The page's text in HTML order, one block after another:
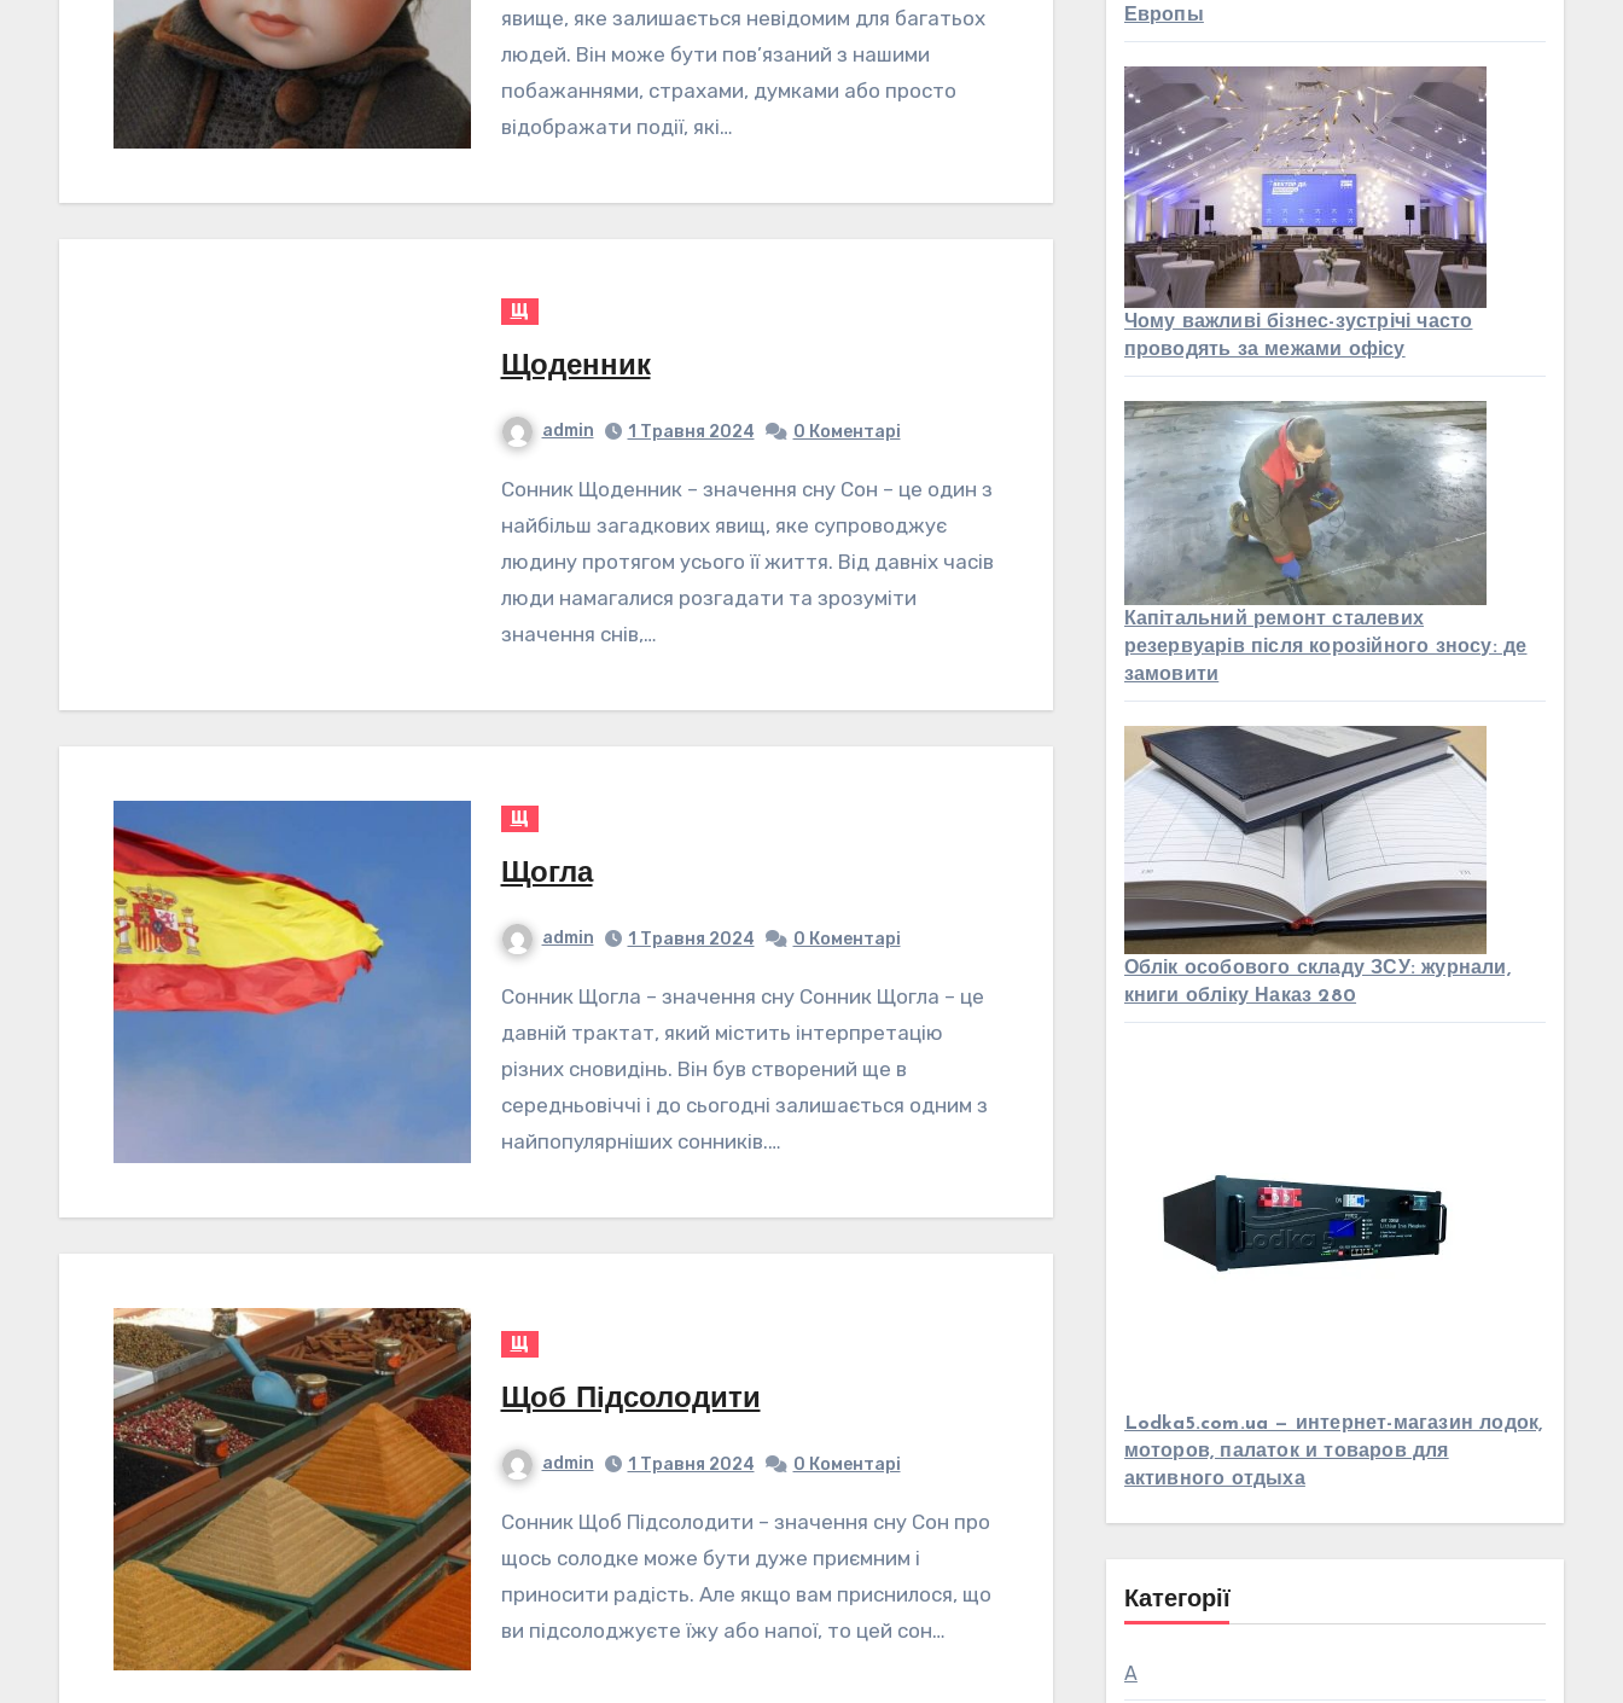
явище, яке залишається невідомим для багатьох
людей. Він може бути пов’язаний з нашими
побажаннями, страхами, думками або просто
відображати події, які…
Щ
Щоденник
admin 1 Травня 2024 0 Коментарі
Сонник Щоденник – значення сну Сон – це один з
найбільш загадкових явищ, яке супроводжує
людину протягом усього її життя. Від давніх часів
люди намагалися розгадати та зрозуміти
значення снів,…
Щ
Щогла
admin 1 Травня 2024 0 Коментарі
Сонник Щогла – значення сну Сонник Щогла – це
давній трактат, який містить інтерпретацію
різних сновидінь. Він був створений ще в
середньовіччі і до сьогодні залишається одним з
найпопулярніших сонників.…
Щ
Щоб Підсолодити
admin 1 Травня 2024 0 Коментарі
Сонник Щоб Підсолодити – значення сну Сон про
щось солодке може бути дуже приємним і
приносити радість. Але якщо вам приснилося, що
ви підсолоджуєте їжу або напої, то цей сон…
Европы
Чому важливі бізнес-зустрічі часто
проводять за межами офісу
Капітальний ремонт сталевих
резервуарів після корозійного зносу: де
замовити
Облік особового складу ЗСУ: журнали,
книги обліку Наказ 280
Lodka5.com.ua — интернет-магазин лодок,
моторов, палаток и товаров для
активного отдыха
Категорії
А